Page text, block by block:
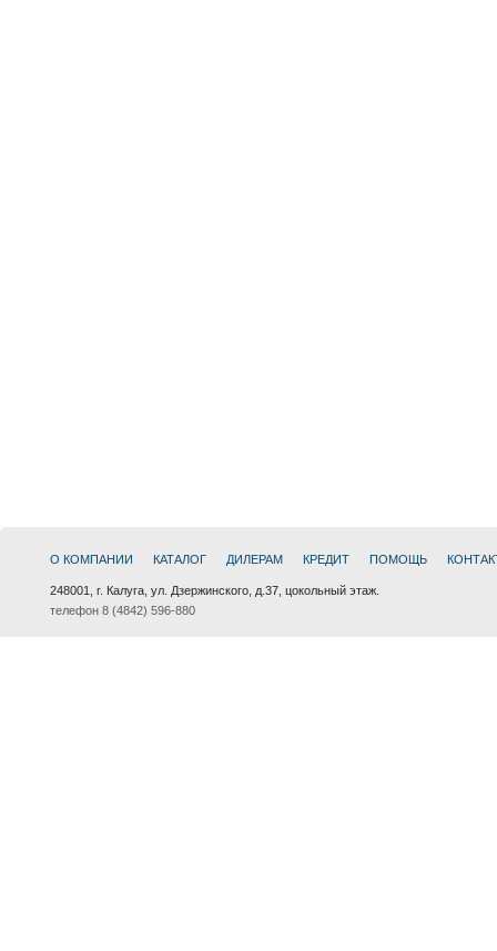
О КОМПАНИИ КАТАЛОГ ДИЛЕРАМ КРЕДИТ ПОМОЩЬ
248001, г. Калуга, ул. Дзержинского, д.37, цокольный этаж.
телефон 8 (4842) 596-880